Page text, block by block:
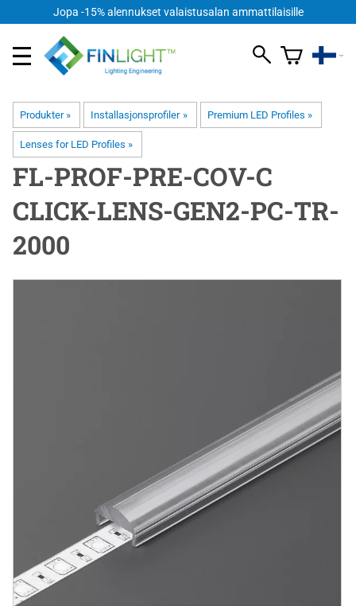
Jopa -15% alennukset valaistusalan ammattilaisille
Produkter ‪» Installasjonsprofiler ‪» Premium LED Profiles ‪»
Lenses for LED Profiles ‪»
FL-PROF-PRE-COV-C
CLICK-LENS-GEN2-PC-TR-
2000